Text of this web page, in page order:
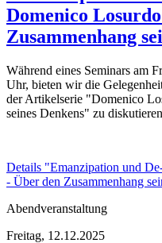
Domenico
Zusammenhang
Während eines Seminars am
Uhr, bieten wir die
der Artikelserie "Domenico
seines Denkens" zu
Details "Emanzipation und
- Über den Zusammenhang
Abendveranstaltung
Freitag, 12.12.2025